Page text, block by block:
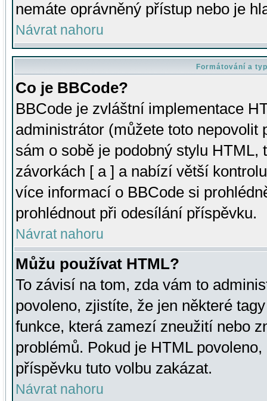
nemáte oprávněný přístup nebo je
Návrat nahoru
Formátování a
Co je BBCode?
BBCode je zvláštní implementace
administrátor (můžete toto
sám o sobě je podobný stylu HTML,
závorkách [ a ] a nabízí větší
více informací o BBCode si
prohlédnout při odesílání příspěvku.
Návrat nahoru
Můžu používat HTML?
To závisí na tom, zda vám to
povoleno, zjistíte, že jen některé
funkce, která zamezí zneužití nebo
problémů. Pokud je HTML
příspěvku tuto volbu zakázat.
Návrat nahoru